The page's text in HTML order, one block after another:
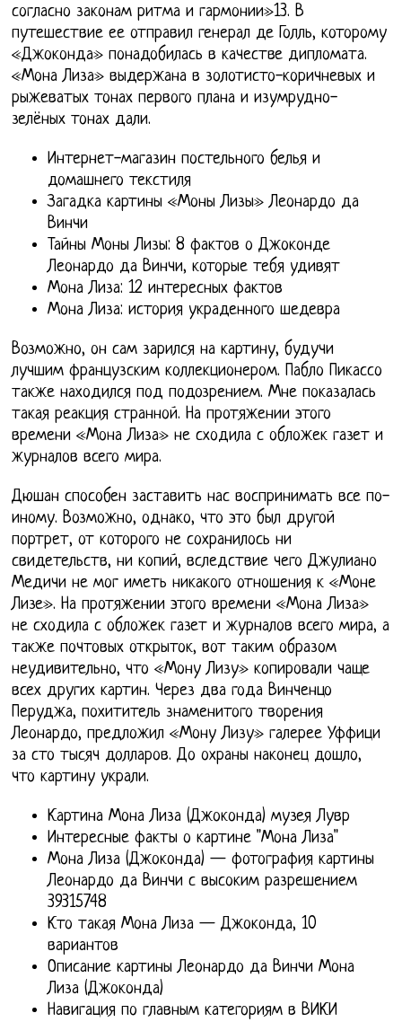
согласно законам ритма и гармонии»13. В
путешествие ее отправил генерал де Голль, которому
«Джоконда» понадобилась в качестве дипломата.
«Мона Лиза» выдержана в золотисто-коричневых и
рыжеватых тонах первого плана и изумрудно-
зелёных тонах дали.
Интернет-магазин постельного белья и
домашнего текстиля
Загадка картины «Моны Лизы» Леонардо да
Винчи
Тайны Моны Лизы: 8 фактов о Джоконде
Леонардо да Винчи, которые тебя удивят
Мона Лиза: 12 интересных фактов
Мона Лиза: история украденного шедевра
Возможно, он сам зарился на картину, будучи
лучшим французским коллекционером. Пабло Пикассо
также находился под подозрением. Мне показалась
такая реакция странной. На протяжении этого
времени «Мона Лиза» не сходила с обложек газет и
журналов всего мира.
Дюшан способен заставить нас воспринимать все по-
иному. Возможно, однако, что это был другой
портрет, от которого не сохранилось ни
свидетельств, ни копий, вследствие чего Джулиано
Медичи не мог иметь никакого отношения к «Моне
Лизе». На протяжении этого времени «Мона Лиза»
не сходила с обложек газет и журналов всего мира, а
также почтовых открыток, вот таким образом
неудивительно, что «Мону Лизу» копировали чаще
всех других картин. Через два года Винченцо
Перуджа, похититель знаменитого творения
Леонардо, предложил «Мону Лизу» галерее Уффици
за сто тысяч долларов. До охраны наконец дошло,
что картину украли.
Картина Мона Лиза (Джоконда) музея Лувр
Интересные факты о картине "Мона Лиза"
Мона Лиза (Джоконда) — фотография картины
Леонардо да Винчи с высоким разрешением
39315748
Кто такая Мона Лиза — Джоконда, 10
вариантов
Описание картины Леонардо да Винчи Мона
Лиза (Джоконда)
Навигация по главным категориям в ВИКИ